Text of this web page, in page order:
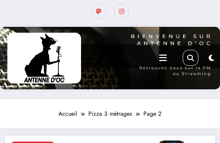
Accueil Pizza 3 métrages Page 2